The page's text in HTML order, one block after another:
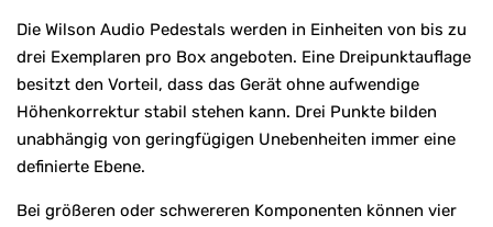
Die Wilson Audio Pedestals werden in Einheiten von bis zu
drei Exemplaren pro Box angeboten. Eine Dreipunktauflage
besitzt den Vorteil, dass das Gerät ohne aufwendige
Höhenkorrektur stabil stehen kann. Drei Punkte bilden
unabhängig von geringfügigen Unebenheiten immer eine
definierte Ebene.
Bei größeren oder schwereren Komponenten können vier